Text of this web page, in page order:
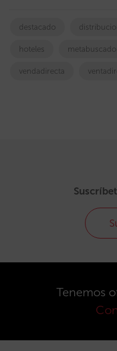
destacado
hoteles
vendadirecta
Tenemos